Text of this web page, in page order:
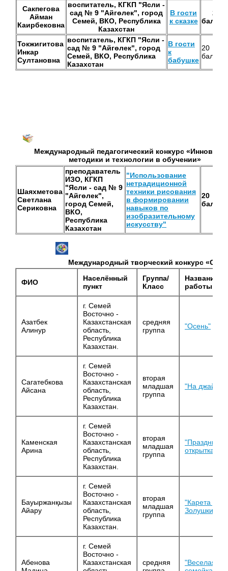
Сакпегова
Айман
Каирбековна
воспитатель, КГКП "Ясли -
сад № 9 "Айгөлек", город
Семей, ВКО, Республика
Казахстан
В гости
к сказке
20
баллов
Токжигитова
Инкар
Султановна
воспитатель, КГКП "Ясли -
сад № 9 "Айгөлек", город
Семей, ВКО, Республика
Казахстан
В гости
к
бабушке
20
баллов
Международный педагогический конкурс
методики и технологии в обучении»
Шаяхметова
Светлана
Сериковна
преподаватель
ИЗО, КГКП
"Ясли - сад № 9
"Айгөлек",
город Семей,
ВКО,
Республика
Казахстан
"Использование
нетрадиционной
техники рисования
в формировании
навыков по
изобразительному
искусству"
20
баллов
Международный творческий конкурс «Сто
ФИО
Населённый
пункт
Группа/
Класс
Название
работы
Азатбек
Алинур
г. Семей
Восточно -
Казахстанская
область,
Республика
Казахстан.
средняя
группа
"Осень"
Сагатебкова
Айсана
г. Семей
Восточно -
Казахстанская
область,
Республика
Казахстан.
вторая
младшая
группа
"На
Каменская
Арина
г. Семей
Восточно -
Казахстанская
область,
Республика
Казахстан.
вторая
младшая
группа
открытка"
Бауыржанқызы
Айару
г. Семей
Восточно -
Казахстанская
область,
Республика
Казахстан.
вторая
младшая
группа
"Карета для
Золушки"
Абенова
г. Семей
Восточно -
Казахстанская
средняя
"Веселая